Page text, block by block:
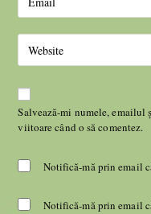
Salvează-mi numele, emailul
viitoare când o să comentez.
Notifică-mă prin email
Notifică-mă prin email